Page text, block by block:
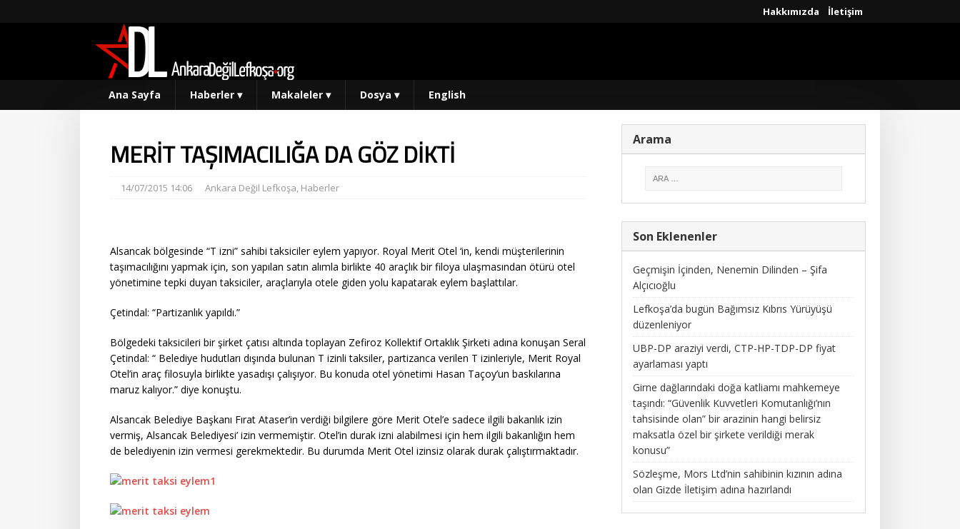
Hakkımızda İletişim
Ana Sayfa Haberler ▾ Makaleler ▾ Dosya ▾ English
MERİT TAŞIMACILIĞA DA GÖZ DİKTİ
14/07/2015 14:06 Ankara Değil Lefkoşa, Haberler
Alsancak bölgesinde “T izni” sahibi taksiciler eylem yapıyor. Royal Merit Otel ‘in, kendi müşterilerinin
taşımacılığını yapmak için, son yapılan satın alımla birlikte 40 araçlık bir filoya ulaşmasından ötürü otel
yönetimine tepki duyan taksiciler, araçlarıyla otele giden yolu kapatarak eylem başlattılar.
Çetindal: “Partizanlık yapıldı.”
Bölgedeki taksicileri bir şirket çatısı altında toplayan Zefiroz Kollektif Ortaklık Şirketi adına konuşan Seral
Çetindal: “ Belediye hudutları dışında bulunan T izinli taksiler, partizanca verilen T izinleriyle, Merit Royal
Otel’in araç filosuyla birlikte yasadışı çalışıyor. Bu konuda otel yönetimi Hasan Taçoy’un baskılarına
maruz kalıyor.” diye konuştu.
Alsancak Belediye Başkanı Fırat Ataser’in verdiği bilgilere göre Merit Otel’e sadece ilgili bakanlık izin
vermiş, Alsancak Belediyesi’ izin vermemiştir. Otel’in durak izni alabilmesi için hem ilgili bakanlığın hem
de belediyenin izin vermesi gerekmektedir. Bu durumda Merit Otel izinsiz olarak durak çalıştırmaktadır.
Arama
Son Eklenenler
Geçmişin İçinden, Nenemin Dilinden – Şifa
Alçıcıoğlu
Lefkoşa’da bugün Bağımsız Kıbrıs Yürüyüşü
düzenleniyor
UBP-DP araziyi verdi, CTP-HP-TDP-DP fiyat
ayarlaması yaptı
Girne dağlarındaki doğa katliamı mahkemeye
taşındı: “Güvenlik Kuvvetleri Komutanlığı’nın
tahsisinde olan” bir arazinin hangi belirsiz
maksatla özel bir şirkete verildiği merak
konusu”
Sözleşme, Mors Ltd’nin sahibinin kızının adına
olan Gizde İletişim adına hazırlandı